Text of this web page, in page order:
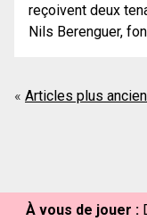
reçoivent deux
Nils Berenguer,
Navigation
Articles plus
À vous de jouer :